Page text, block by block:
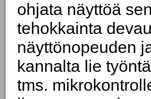
ohjata näyttöä
tehokkainta
näyttönopeuden
kannalta lie
tms.